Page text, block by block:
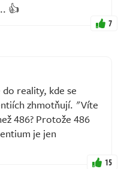
👍
7
reality, kde se
zhmotňují. "Víte
486? Protože 486
je jen
15